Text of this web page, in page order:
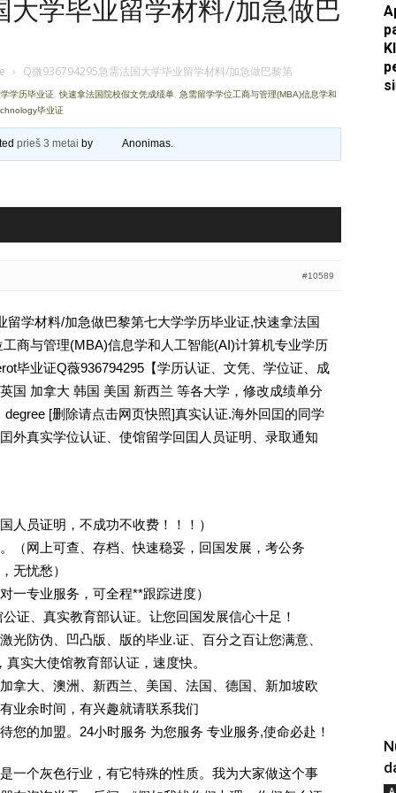
大学毕业留学材料/加急做巴
› Q微936794295急需法国大学毕业留学材料/加急做巴黎第
学历毕业证 快速拿法国院校假文凭成绩单 急需留学学位工商与管理(MBA)信息学和
毕业证
prieš 3 metai by Anonimas.
#10589
留学材料/加急做巴黎第七大学学历毕业证,快速拿法国
商与管理(MBA)信息学和人工智能(AI)计算机专业学历
毕业证Q薇936794295【学历认证、文凭、学位证、成
国 加拿大 韩国 美国 新西兰 等各大学，修改成绩单分
[删除请点击网页快照]真实认证.海外回囯的同学
外真实学位认证、使馆留学回囯人员证明、录取通知
人员证明，不成功不收费！！！）
（网上可查、存档、快速稳妥，回国发展，考公务
，无忧愁）
一专业服务，可全程**跟踪进度）
证、真实教育部认证。让您回国发展信心十足！
防伪、凹凸版、版的毕业.证、百分之百让您满意、
实大使馆教育部认证，速度快。
拿大、澳洲、新西兰、美国、法国、德国、新加坡欧
业余时间，有兴趣就请联系我们
您的加盟。24小时服务 为您服务 专业服务,使命必赴！
一个灰色行业，有它特殊的性质。我为大家做这个事